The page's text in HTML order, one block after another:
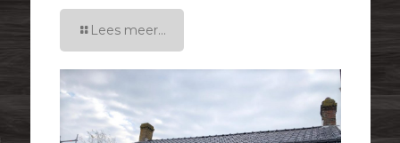
Lees meer...